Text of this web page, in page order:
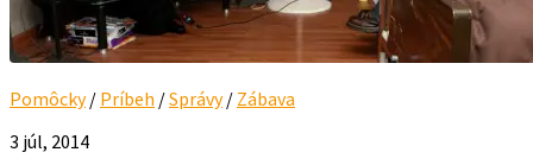
Pomôcky/ Príbeh /Správy/ Zábava
3 júl, 2014